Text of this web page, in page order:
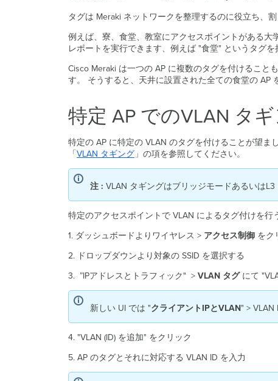
タグは Meraki ネットワークを整理するのに役立ち、
例えば、寮、食堂、教室にアクセスポイントがある
レポートを実行できます、例えば "食堂" というタグ
Cisco Meraki は一つの AP に複数のタグを付けること
す。 そうすると、天井に設置された全ての食堂の AP
特定 AP でのVLAN タ
特定の AP に特定の VLAN のタグを付けることが望ま
「VLAN タギング 」の項を参照してください。
注 : VLAN タギングはブリッジモードあるいは
特定のアクセスポイントで VLAN によるタグ付けを行
1. ダッシュボードよりワイヤレス > アクセス制御 をク
2. ドロップダウンより対象の SSID を選択する
3. ”IPアドレスとトラフィック" > VLAN タグにて
新しい UI では "クライアントIPとVLAN" > VLAN
4. "VLAN (ID) を追加" をクリック
5. AP のタグとそれに対応する VLAN ID を入力